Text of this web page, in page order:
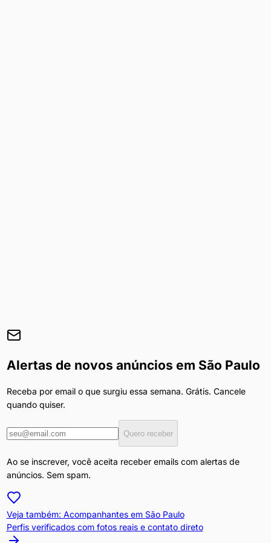
Alertas de novos anúncios em São Paulo
Receba por email o que surgiu essa semana. Grátis. Cancele
quando quiser.
Quero receber
Ao se inscrever, você aceita receber emails com alertas de
anúncios. Sem spam.
Veja também: Acompanhantes em São Paulo
Perfis verificados com fotos reais e contato direto